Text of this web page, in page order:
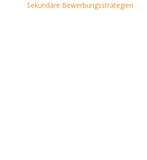
Sekundäre Bewerbungsstrategien